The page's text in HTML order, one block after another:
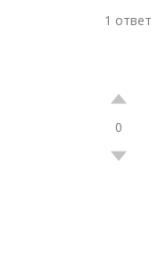
1 ответ
0